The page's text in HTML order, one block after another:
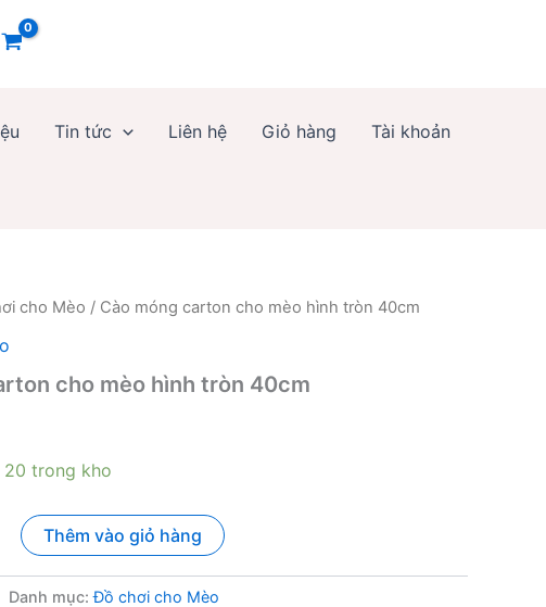
Tin tức Liên hệ Giỏ hàng Tài khoản
cho Mèo / Cào móng carton cho mèo hình tròn 40cm
cho mèo hình tròn 40cm
20 trong kho
Thêm vào giỏ hàng
Danh mục:Đồ chơi cho Mèo
số